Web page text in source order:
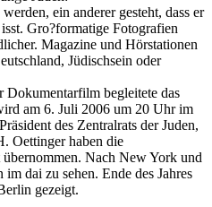
ein anderer gesteht, dass er
Gro?formatige Fotografien
Magazine und Hörstationen
Jüdischsein oder
Dokumentarfilm begleitete das
am 6. Juli 2006 um 20 Uhr im
des Zentralrats der Juden,
Oettinger haben die
Nach New York und
dai zu sehen. Ende des Jahres
gezeigt.